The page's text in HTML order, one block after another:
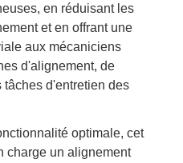
en réduisant les
et en offrant une
aux mécaniciens
d'alignement, de
tâches d'entretien des
optimale, cet
charge un alignement